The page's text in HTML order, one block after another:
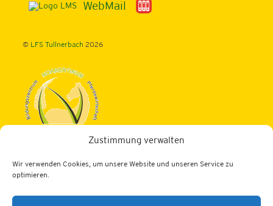
Zustimmung verwalten
Wir verwenden Cookies, um unsere Website und unseren Service zu
optimieren.
WebMail
© LFS Tullnerbach 2026
3013 Tullnerbach, Norbertinumstraße 9-11
Tel.: 02233/52436